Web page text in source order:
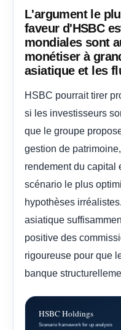
L'argument le
faveur d'HSBC
mondiales sont
monétiser à
asiatique et les
HSBC pourrait tirer
si les investisseurs
que le groupe
gestion de
rendement du capital
scénario le plus
hypothèses
asiatique
positive des
rigoureuse pour que
banque